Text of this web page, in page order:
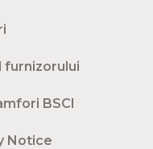
furnizorului
BSCI
Notice